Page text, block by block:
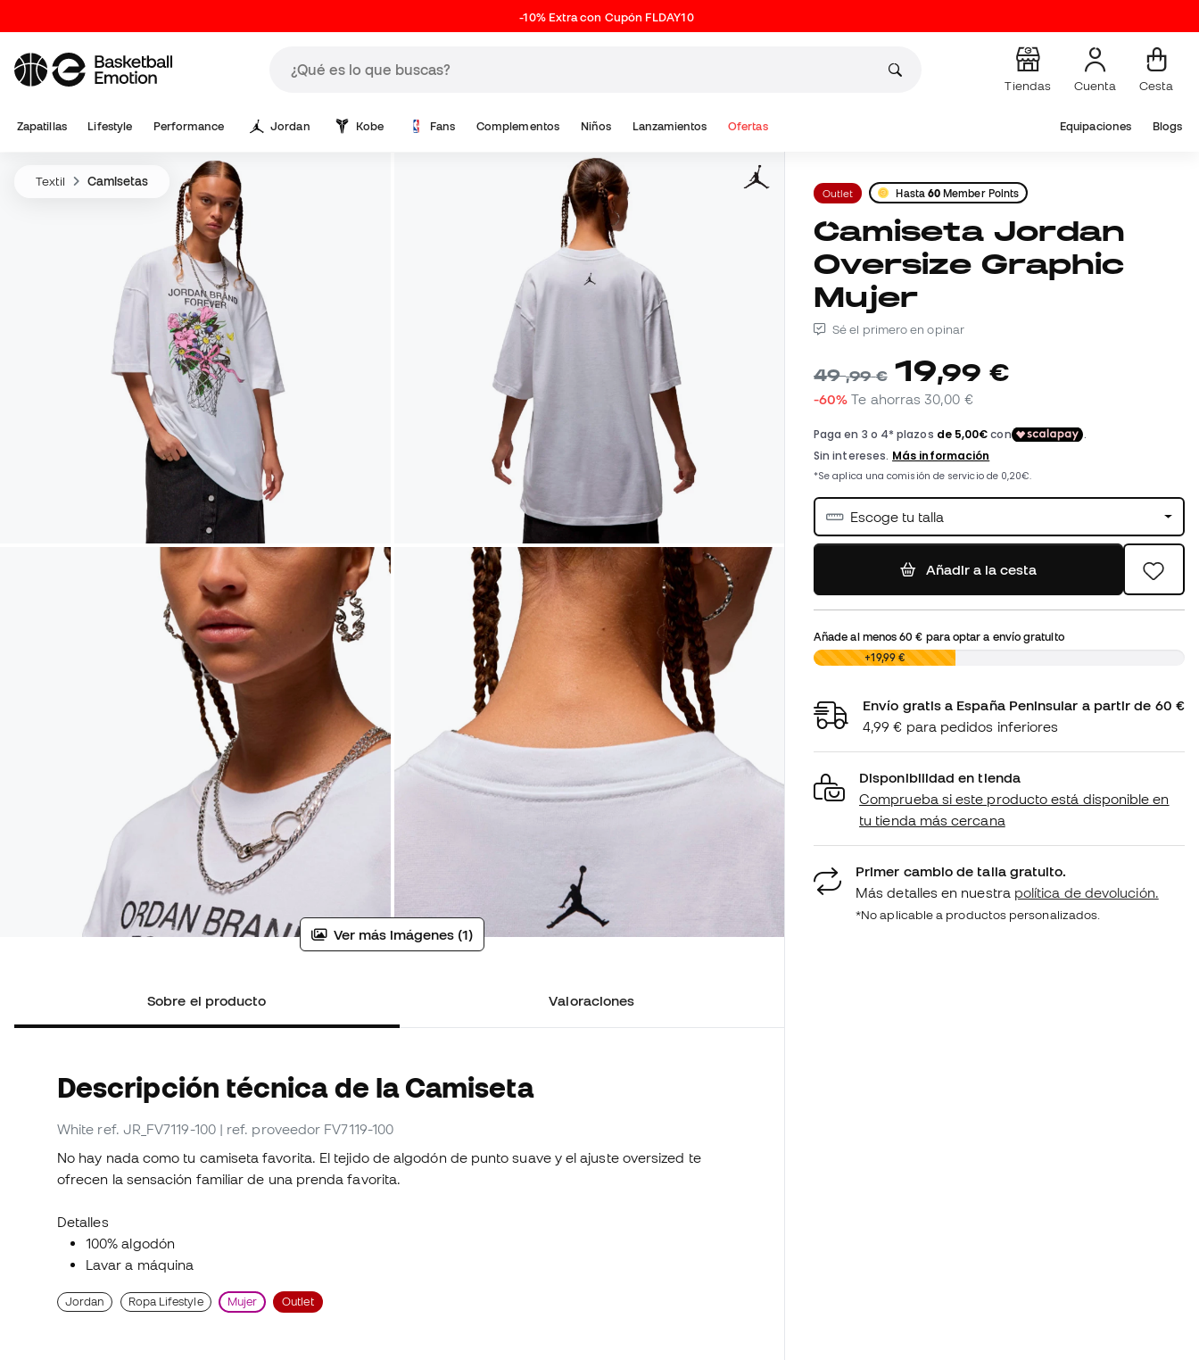
-10% Extra con Cupón FLDAY10
Tiendas Cuenta Cesta
Zapatillas Lifestyle Performance Jordan Kobe Fans Complementos Niños Lanzamientos Ofertas Equipaciones Blogs
Textil Camisetas
Ver más imágenes (1)
Sobre el producto Valoraciones
Descripción técnica de la Camiseta
White ref. JR_FV7119-100 | ref. proveedor FV7119-100
No hay nada como tu camiseta favorita. El tejido de algodón de punto suave y el ajuste oversized te
ofrecen la sensación familiar de una prenda favorita.
Detalles
100% algodón
Lavar a máquina
Jordan Ropa Lifestyle Mujer Outlet
Outlet Hasta 60 Member Points
Camiseta Jordan
Oversize Graphic
Mujer
Sé el primero en opinar
49,99 € 19,99 €
-60% Te ahorras30,00 €
Escoge tu talla
Añadir a la cesta
Añade al menos60 € para optar a envío gratuito
0,00 € +19,99 €
Envío gratis a España Peninsular a partir de 60 €
4,99 € para pedidos inferiores
Disponibilidad en tienda
Comprueba si este producto está disponible en
tu tienda más cercana
Primer cambio de talla gratuito.
Más detalles en nuestra política de devolución.
*No aplicable a productos personalizados.